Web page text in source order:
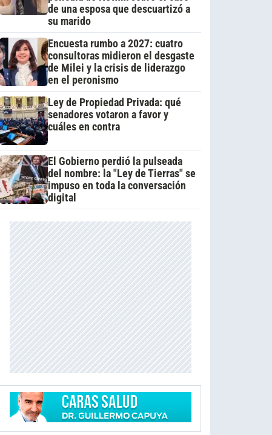
de una esposa que descuartizó a
su marido
Encuesta rumbo a 2027: cuatro
consultoras midieron el desgaste
de Milei y la crisis de liderazgo
en el peronismo
Ley de Propiedad Privada: qué
senadores votaron a favor y
cuáles en contra
El Gobierno perdió la pulseada
del nombre: la "Ley de Tierras" se
impuso en toda la conversación
digital